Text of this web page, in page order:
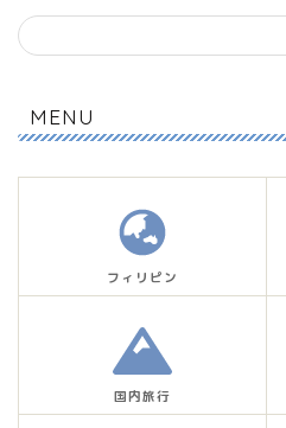
MENU
フィリピン
国内旅行